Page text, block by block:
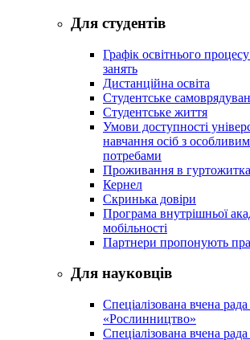
Для студентів
Графік освітнього
занять
Дистанційна освіта
Студентське
Студентське життя
Умови доступності
навчання осіб з
потребами
Проживання в
Кернел
Скринька довіри
Програма внутрішньої
мобільності
Партнери пропонують
Для науковців
Спеціалізована вчена
«Рослинництво»
Спеціалізована вчена